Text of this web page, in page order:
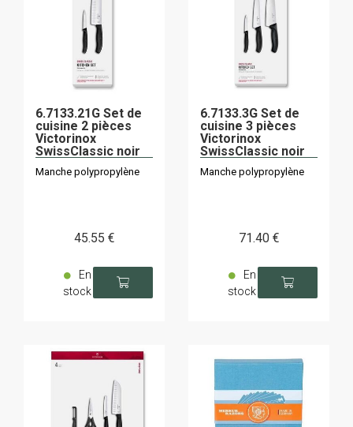
6.7133.21G Set de
cuisine 2 pièces
Victorinox
SwissClassic noir
Manche polypropylène
45.55 €
En
stock
6.7133.3G Set de
cuisine 3 pièces
Victorinox
SwissClassic noir
Manche polypropylène
71.40 €
En
stock